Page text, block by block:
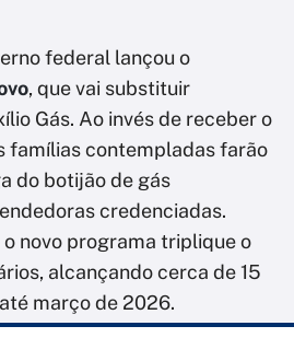
federal lançou o
, que vai substituir
Gás. Ao invés de receber o
famílias contempladas farão
do botijão de gás
credenciadas.
novo programa triplique o
alcançando cerca de 15
março de 2026.